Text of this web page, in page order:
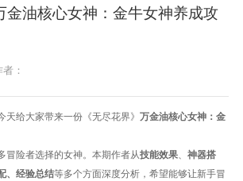
金油核心女神：金牛女神养成攻
：
给大家带来一份《无尽花界》 万金油核心女神：金
险者选择的女神。本期作者从技能效果、 神器搭
、经验总结等多个方面深度分析，希望能够让新手冒